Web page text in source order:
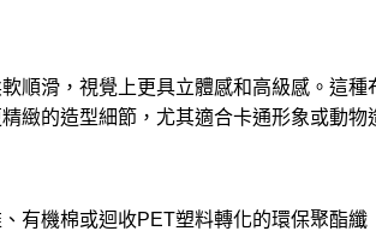
順滑，視覺上更具立體感和高級感。這種
緻的造型細節，尤其適合卡通形象或動物
有機棉或迴收PET塑料轉化的環保聚酯纖